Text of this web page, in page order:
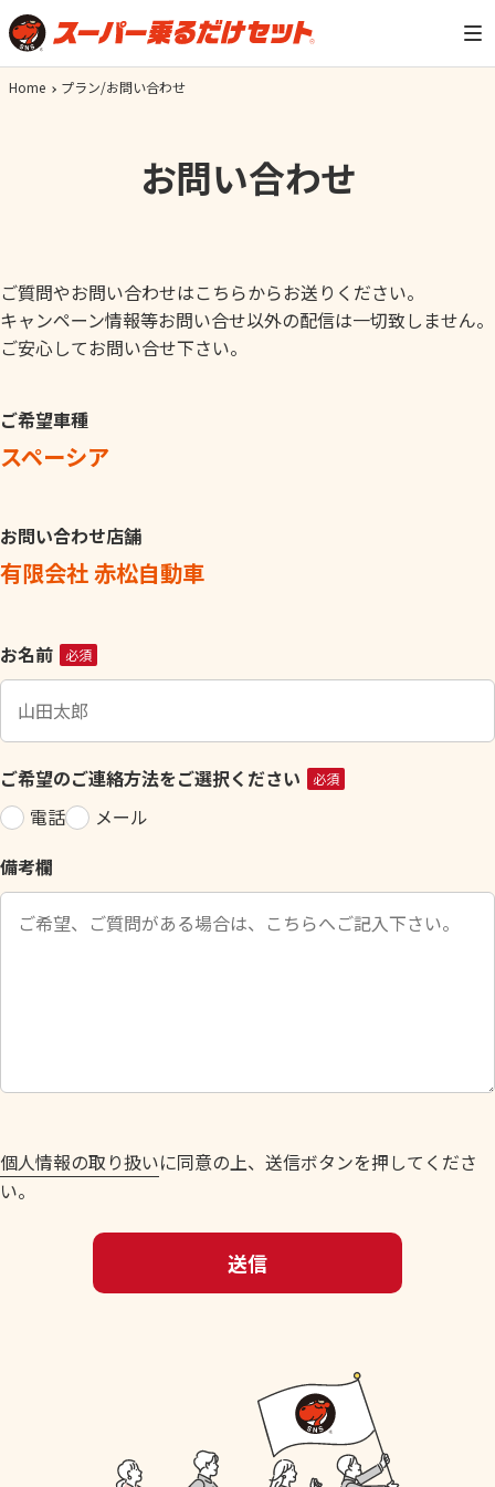
Home プラン/お問い合わせ
お問い合わせ
ご質問やお問い合わせはこちらからお送りください。
キャンペーン情報等お問い合せ以外の配信は一切致しません。
ご安心してお問い合せ下さい。
ご希望車種
スペーシア
お問い合わせ店舗
有限会社 赤松自動車
こ
の
ィ
ー
ル
ド
空
の
だ
い
。
お名前 必須
ご希望のご連絡方法をご選択ください 必須
電話
メール
備考欄
個人情報の取り扱いに同意の上、送信ボタンを押してくださ
い。